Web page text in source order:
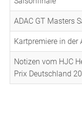
ADAC GT Masters
Kartpremiere in der
Notizen vom HJC
Prix Deutschland